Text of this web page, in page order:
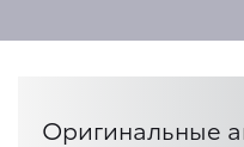
Оригинальные